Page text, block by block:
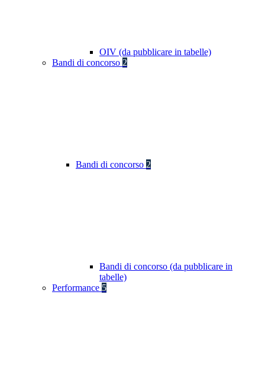
OIV (da pubblicare in tabelle)
Bandi di concorso 2
Bandi di concorso 2
Bandi di concorso (da pubblicare in
tabelle)
Performance 5